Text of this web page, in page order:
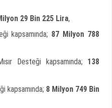
29 Bin 225 Lira,
kapsamında; 87 Milyon 788
Desteği kapsamında; 138
kapsamında; 8 Milyon 749 Bin